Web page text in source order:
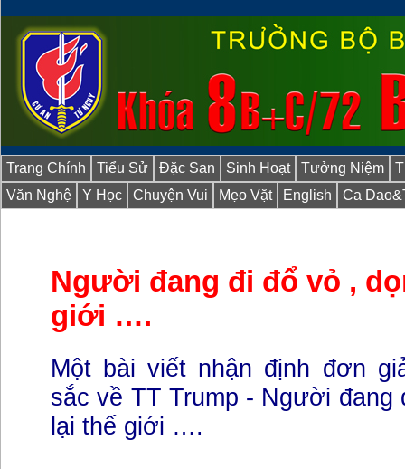
Trang Chính Tiểu Sử Đặc San Sinh Hoạt Tưởng Niệm
Văn Nghệ
Y Học Chuyện Vui Mẹo Vặt English Ca
Người đang đi đổ vỏ ,
giới ….
Một bài viết nhận định đơn
sắc về TT Trump - Người đang
lại thế giới ….